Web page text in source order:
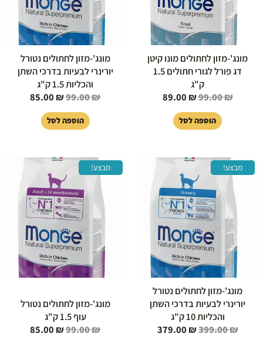
מונג'-מזון לחתולים מונו קיטן
דג פורל לגורי חתולים 1.5
ק"ג
99.00₪
89.00 ₪
הוספה לסל
מונג'-מזון לחתולים נטורל
יורינרי לבעיות בדרכי השתן
והכליות 1.5 ק"ג
99.00₪
85.00 ₪
הוספה לסל
מבצע!
מונג'-מזון לחתולים נטורל
יורינרי לבעיות בדרכי השתן
והכליות 10 ק"ג
399.00₪
המחיר
המקורי
היה:
399.00 ₪.
379.00 ₪
379.00 ₪.
מבצע!
מונג'-מזון לחתולים נטורל
עוף 1.5 ק"ג
99.00₪
המחיר
המקורי
היה:
99.00 ₪.
85.00 ₪
הוא:
85.00 ₪.